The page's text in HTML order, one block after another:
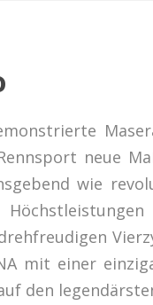
neue
wie
mit einer
den